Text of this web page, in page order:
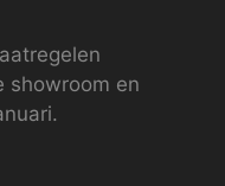
showroom en